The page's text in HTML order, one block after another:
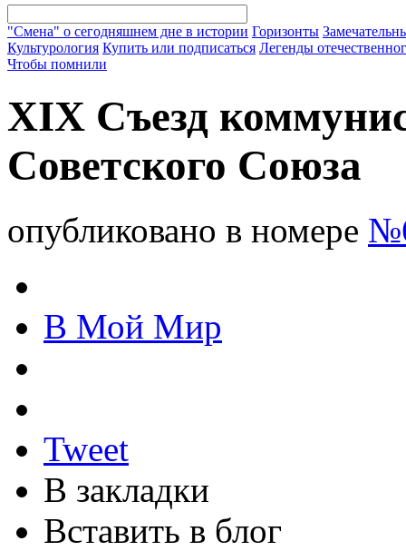
"Смена" о сегодняшнем дне в истории Горизонты
Культурология Купить или подписаться Легенды
Чтобы помнили
XIX Съезд
Советского Союза
опубликовано в номере
В Мой Мир
Tweet
В закладки
Вставить в блог